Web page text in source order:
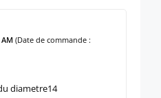
(Date de commande :
diametre14